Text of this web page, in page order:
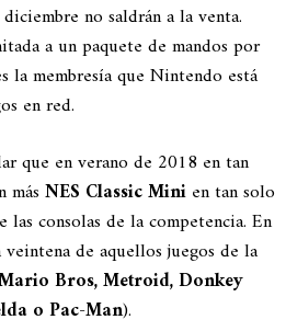
no saldrán a la venta.
a un paquete de mandos por
la membresía que Nintendo está
en red.
que en verano de 2018 en tan
más NES Classic Mini en tan solo
consolas de la competencia. En
de aquellos juegos de la
Bros, Metroid, Donkey
o Pac-Man).